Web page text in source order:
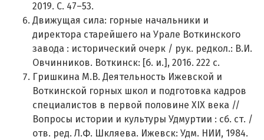
2019. С. 47–53.
Движущая сила: горные начальники и
директора старейшего на Урале Воткинского
завода : исторический очерк / рук. редкол.: В.И.
Овчинников. Воткинск: [б. и.], 2016. 222 с.
Гришкина М.В. Деятельность Ижевской и
Воткинской горных школ и подготовка кадров
специалистов в первой половине XIX века //
Вопросы истории и культуры Удмуртии : сб. ст. /
отв. ред. Л.Ф. Шкляева. Ижевск: Удм. НИИ, 1984.